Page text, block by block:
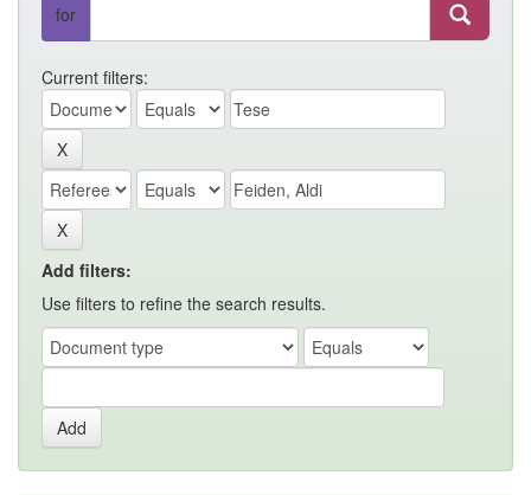
for
Current filters:
Add filters:
Use filters to refine the search results.